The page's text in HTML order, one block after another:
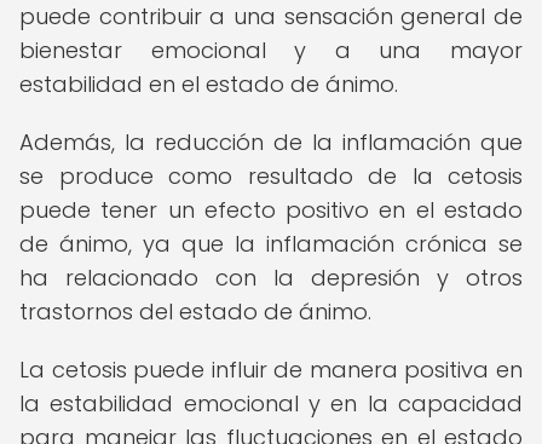
puede contribuir a una sensación general de
bienestar emocional y a una mayor
estabilidad en el estado de ánimo.
Además, la reducción de la inflamación que
se produce como resultado de la cetosis
puede tener un efecto positivo en el estado
de ánimo, ya que la inflamación crónica se
ha relacionado con la depresión y otros
trastornos del estado de ánimo.
La cetosis puede influir de manera positiva en
la estabilidad emocional y en la capacidad
para manejar las fluctuaciones en el estado